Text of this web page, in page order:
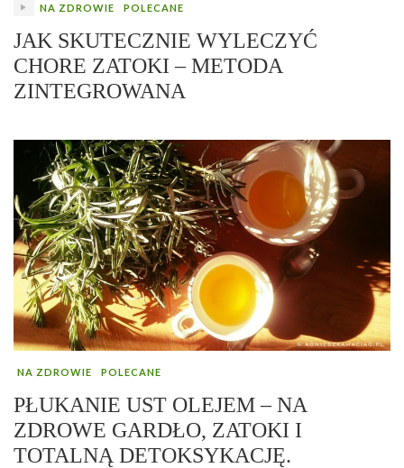
NA ZDROWIE POLECANE
JAK SKUTECZNIE WYLECZYĆ
CHORE ZATOKI – METODA
ZINTEGROWANA
NA ZDROWIE POLECANE
PŁUKANIE UST OLEJEM – NA
ZDROWE GARDŁO, ZATOKI I
TOTALNĄ DETOKSYKACJĘ.